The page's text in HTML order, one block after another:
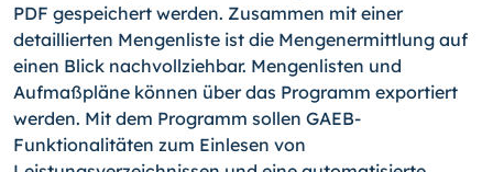
PDF gespeichert werden. Zusammen mit einer
detaillierten Mengenliste ist die Mengenermittlung auf
einen Blick nachvollziehbar. Mengenlisten und
Aufmaßpläne können über das Programm exportiert
werden. Mit dem Programm sollen GAEB-
Funktionalitäten zum Einlesen von